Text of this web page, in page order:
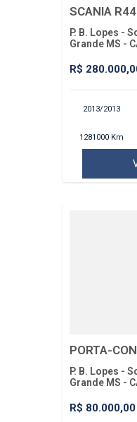
SCANIA
P. B. Lopes -
Grande MS -
R$
2013/2013
1281000 Km
PORTA-
P. B. Lopes -
Grande MS -
R$ 80.000,00